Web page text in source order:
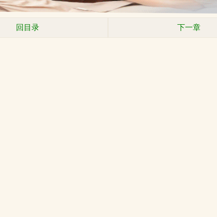
回目录 下一章